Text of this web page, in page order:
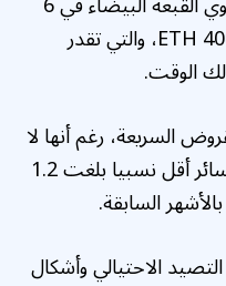
أغسطس، مما أدى إلى سرقة 4000 ETH، والتي تقدر
السريعة، رغم أنها لا
تزال مثيرة للقلق، أسفرت عن خسائر أقل نسبيا بلغت 1.2
السابقة.
الاحتيالي وأشكال